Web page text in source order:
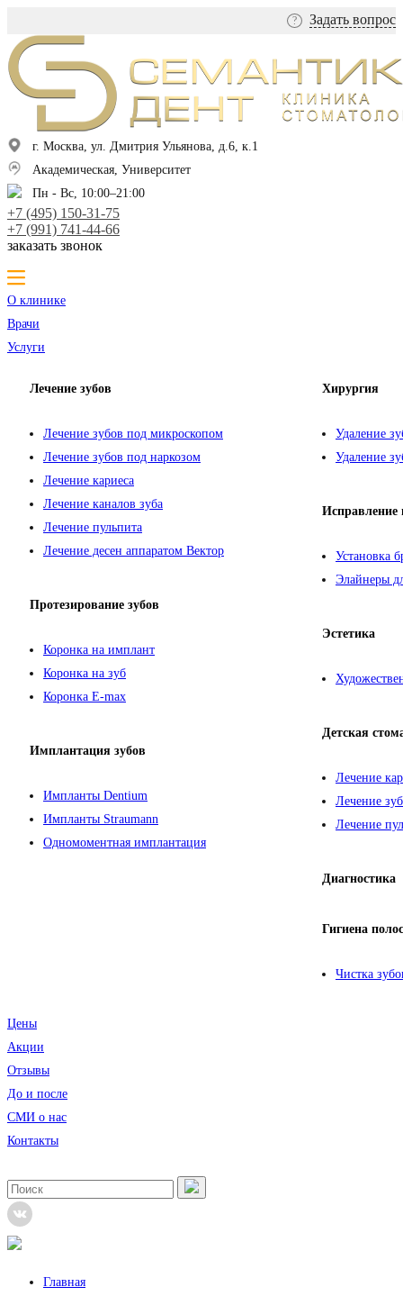
? Задать вопрос
г. Москва, ул. Дмитрия Ульянова, д.6, к.1
Академическая, Университет
Пн - Вс, 10:00–21:00
+7 (495) 150-31-75
+7 (991) 741-44-66
заказать звонок
О клинике
Врачи
Услуги
Лечение зубов
Лечение зубов под микроскопом
Лечение зубов под наркозом
Лечение кариеса
Лечение каналов зуба
Лечение пульпита
Лечение десен аппаратом Вектор
Протезирование зубов
Коронка на имплант
Коронка на зуб
Коронка E-max
Имплантация зубов
Импланты Dentium
Импланты Straumann
Одномоментная имплантация
Хирургия
Удаление
Удаление
Исправление
Установка
Элайнеры
Эстетика
Детская
Лечение
Лечение
Лечение
Диагностика
Гигиена
Чистка
Цены
Акции
Отзывы
До и после
CМИ о нас
Контакты
Главная